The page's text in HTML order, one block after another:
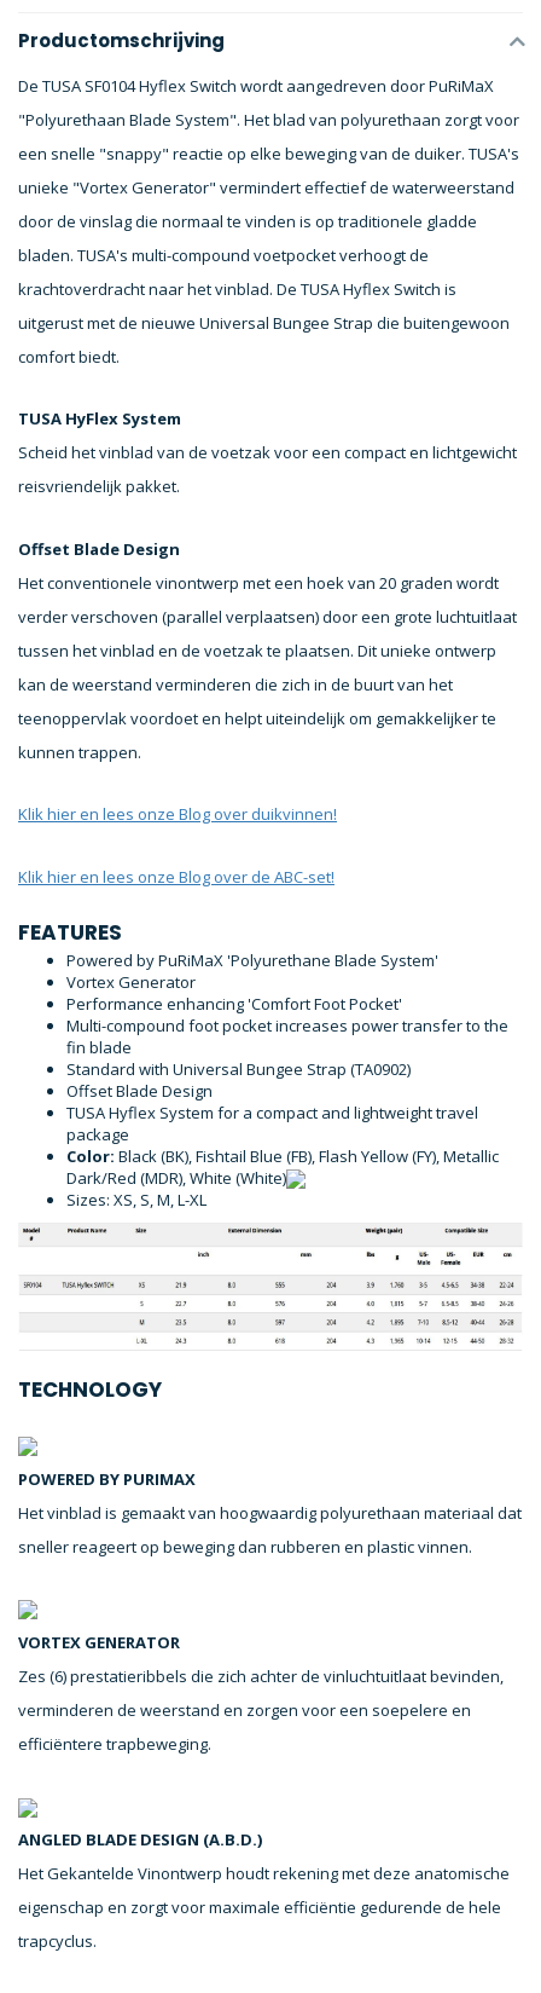
Productomschrijving
De TUSA SF0104 Hyflex Switch wordt aangedreven door PuRiMaX
"Polyurethaan Blade System". Het blad van polyurethaan zorgt voor
een snelle "snappy" reactie op elke beweging van de duiker. TUSA's
unieke "Vortex Generator" vermindert effectief de waterweerstand
door de vinslag die normaal te vinden is op traditionele gladde
bladen. TUSA's multi-compound voetpocket verhoogt de
krachtoverdracht naar het vinblad. De TUSA Hyflex Switch is
uitgerust met de nieuwe Universal Bungee Strap die buitengewoon
comfort biedt.
TUSA HyFlex System
Scheid het vinblad van de voetzak voor een compact en lichtgewicht
reisvriendelijk pakket.
Offset Blade Design
Het conventionele vinontwerp met een hoek van 20 graden wordt
verder verschoven (parallel verplaatsen) door een grote luchtuitlaat
tussen het vinblad en de voetzak te plaatsen. Dit unieke ontwerp
kan de weerstand verminderen die zich in de buurt van het
teenoppervlak voordoet en helpt uiteindelijk om gemakkelijker te
kunnen trappen.
Klik hier en lees onze Blog over duikvinnen!
Klik hier en lees onze Blog over de ABC-set!
FEATURES
Powered by PuRiMaX 'Polyurethane Blade System'
Vortex Generator
Performance enhancing 'Comfort Foot Pocket'
Multi-compound foot pocket increases power transfer to the
fin blade
Standard with Universal Bungee Strap (TA0902)
Offset Blade Design
TUSA Hyflex System for a compact and lightweight travel
package
Color: Black (BK), Fishtail Blue (FB), Flash Yellow (FY), Metallic
Dark/Red (MDR), White (White)
Sizes: XS, S, M, L-XL
TECHNOLOGY
POWERED BY PURIMAX
Het vinblad is gemaakt van hoogwaardig polyurethaan materiaal dat
sneller reageert op beweging dan rubberen en plastic vinnen.
VORTEX GENERATOR
Zes (6) prestatieribbels die zich achter de vinluchtuitlaat bevinden,
verminderen de weerstand en zorgen voor een soepelere en
efficiëntere trapbeweging.
ANGLED BLADE DESIGN (A.B.D.)
Het Gekantelde Vinontwerp houdt rekening met deze anatomische
eigenschap en zorgt voor maximale efficiëntie gedurende de hele
trapcyclus.